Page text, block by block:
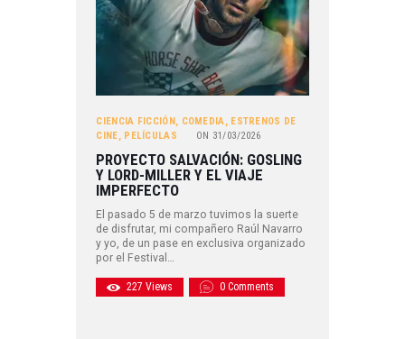
CIENCIA FICCIÓN, COMEDIA, ESTRENOS DE
CINE, PELÍCULAS ON 31/03/2026
PROYECTO SALVACIÓN: GOSLING
Y LORD-MILLER Y EL VIAJE
IMPERFECTO
El pasado 5 de marzo tuvimos la suerte
de disfrutar, mi compañero Raúl Navarro
y yo, de un pase en exclusiva organizado
por el Festival…
227 Views 0 Comments